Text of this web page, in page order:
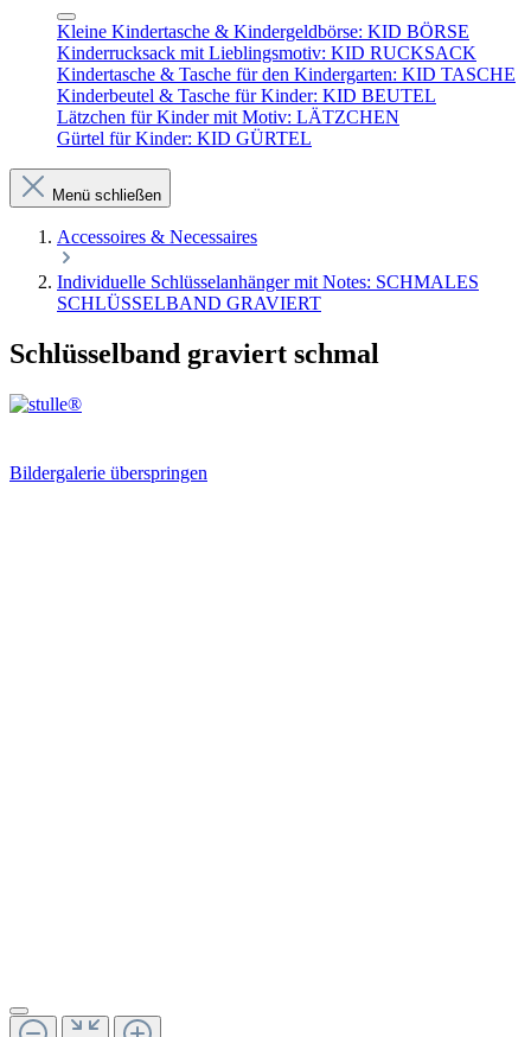
Kleine Kindertasche & Kindergeldbörse: KID BÖRSE
Kinderrucksack mit Lieblingsmotiv: KID RUCKSACK
Kindertasche & Tasche für den Kindergarten: KID TASCHE
Kinderbeutel & Tasche für Kinder: KID BEUTEL
Lätzchen für Kinder mit Motiv: LÄTZCHEN
Gürtel für Kinder: KID GÜRTEL
Menü schließen
Accessoires & Necessaires
Individuelle Schlüsselanhänger mit Notes: SCHMALES
SCHLÜSSELBAND GRAVIERT
Schlüsselband graviert schmal
Bildergalerie überspringen